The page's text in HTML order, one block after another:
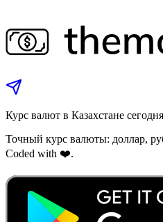
Курс валют в Казахстане
Точный курс валюты: доллар,
Coded with ❤️.